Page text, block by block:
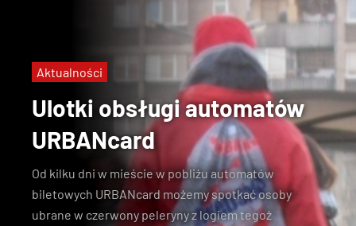
Ulotki obsługi automatów
URBANcard
Od kilku dni w mieście w pobliżu automatów
biletowych URBANcard możemy spotkać osoby
ubrane w czerwony peleryny z logiem tegoż
Aktualności